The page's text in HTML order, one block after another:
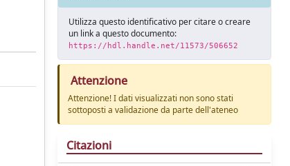
Utilizza questo identificativo per citare o creare
un link a questo documento:
https://hdl.handle.net/11573/506652
Attenzione
Attenzione! I dati visualizzati non sono stati
sottoposti a validazione da parte dell'ateneo
Citazioni